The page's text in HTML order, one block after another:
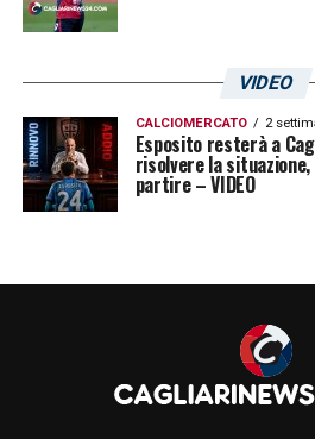
VIDEO
CALCIOMERCATO 2
Esposito resterà a
risolvere la
partire – VIDEO